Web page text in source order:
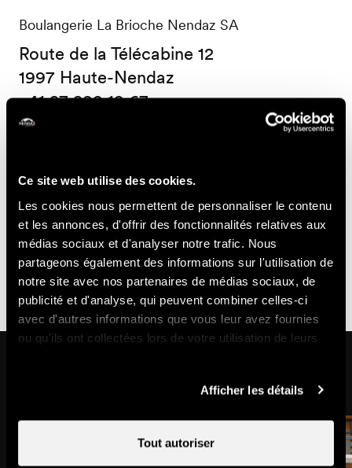
Ce site web utilise des cookies.
Les cookies nous permettent de personnaliser le contenu
et les annonces, d'offrir des fonctionnalités relatives aux
médias sociaux et d'analyser notre trafic. Nous
partageons également des informations sur l'utilisation de
notre site avec nos partenaires de médias sociaux, de
publicité et d'analyse, qui peuvent combiner celles-ci
avec d'autres informations que vous leur avez fournies
ou qu'ils ont collectées lors de votre utilisation de leurs
Afficher les détails
Tout autoriser
Boulangerie La Brioche Nendaz SA
Route de la Télécabine 12
1997 Haute-Nendaz
+41 27 288 19 67
info@la-brioche.ch
Non
accessible
fauteuil
roulant
Toilettes
non
accessibles
en
fauteuil
Places
de
parc
non
accessibles
roulant
www.proinfirmis.ch